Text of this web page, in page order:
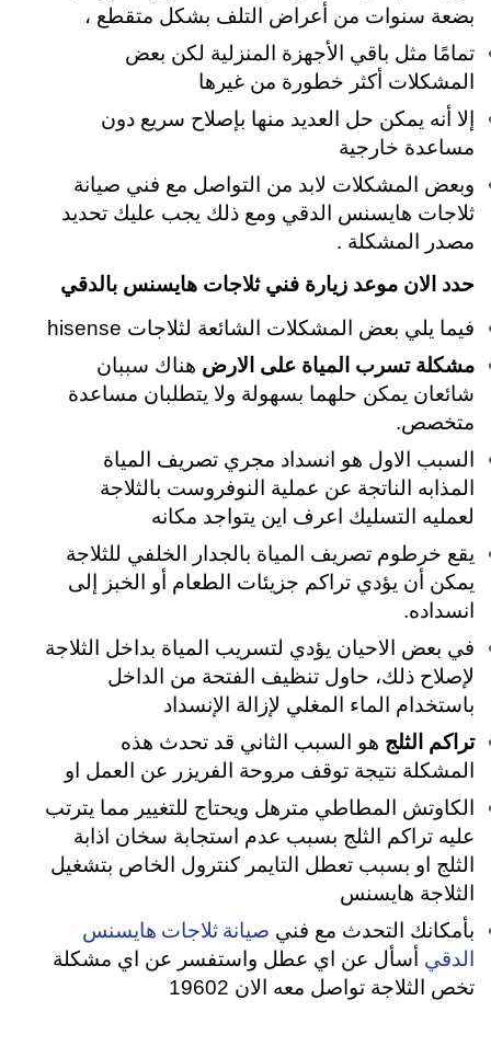
بضعة سنوات من أعراض التلف بشكل متقطع ،
تمامًا مثل باقي الأجهزة المنزلية لكن بعض
المشكلات أكثر خطورة من غيرها
إلا أنه يمكن حل العديد منها بإصلاح سريع دون
مساعدة خارجية
وبعض المشكلات لابد من التواصل مع فني صيانة
ثلاجات هايسنس الدقي ومع ذلك يجب عليك تحديد
مصدر المشكلة .
حدد الان موعد زيارة فني ثلاجات هايسنس بالدقي
فيما يلي بعض المشكلات الشائعة لثلاجات hisense
مشكلة تسرب المياة على الارض هناك سببان
شائعان يمكن حلهما بسهولة ولا يتطلبان مساعدة
متخصص.
السبب الاول هو انسداد مجري تصريف المياة
المذابه الناتجة عن عملية النوفروست بالثلاجة
لعمليه التسليك اعرف اين يتواجد مكانه
يقع خرطوم تصريف المياة بالجدار الخلفي للثلاجة
يمكن أن يؤدي تراكم جزيئات الطعام أو الخبز إلى
انسداده.
في بعض الاحيان يؤدي لتسريب المياة بداخل الثلاجة
لإصلاح ذلك، حاول تنظيف الفتحة من الداخل
باستخدام الماء المغلي لإزالة الإنسداد
تراكم الثلج هو السبب الثاني قد تحدث هذه
المشكلة نتيجة توقف مروحة الفريزر عن العمل او
الكاوتش المطاطي مترهل ويحتاج للتغيير مما يترتب
عليه تراكم الثلج بسبب عدم استجابة سخان اذابة
الثلج او بسبب تعطل التايمر كنترول الخاص بتشغيل
الثلاجة هايسنس
بأمكانك التحدث مع فني صيانة ثلاجات هايسنس
الدقي أسأل عن اي عطل واستفسر عن اي مشكلة
تخص الثلاجة تواصل معه الان 19602